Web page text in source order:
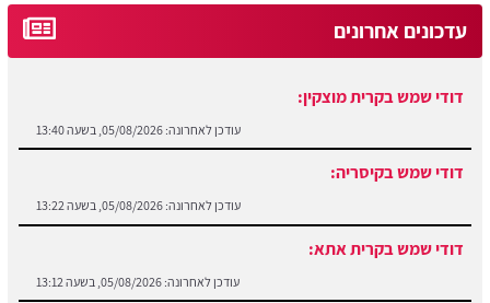
עדכונים אחרונים
דודי שמש בקיסריה:
דודי שמש בקרית אתא:
דודי שמש בקרית ביאליק: